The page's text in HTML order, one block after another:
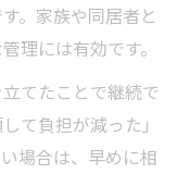
。家族や同居者と
理には有効です。
てたことで継続で
て負担が減った」
場合は、早めに相